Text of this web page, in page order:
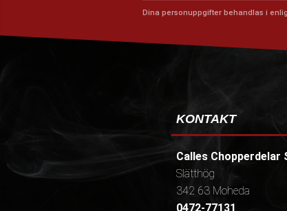
Dina personuppgifter behandlas i
KONTAKT
Calles Chopperdelar
Slätthög
342 63 Moheda
0472-77131